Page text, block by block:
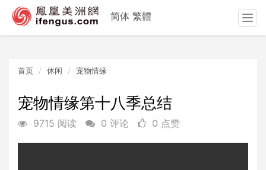
首页 休闲 宠物情缘
宠物情缘第十八季总结
9715 阅读 0 评论 0 点赞
简体 繁體
T
o